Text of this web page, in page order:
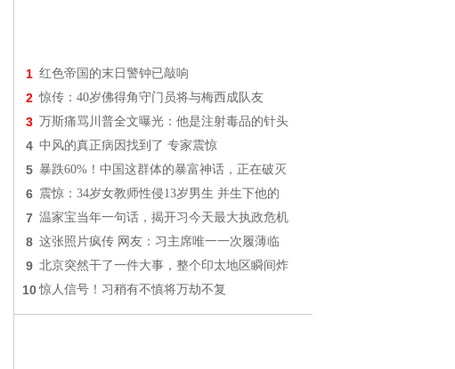
1 红色帝国的末日警钟已敲响
2 惊传：40岁佛得角守门员将与梅西成队友
3 万斯痛骂川普全文曝光：他是注射毒品的针头
4 中风的真正病因找到了 专家震惊
5 暴跌60%！中国这群体的暴富神话，正在破灭
6 震惊：34岁女教师性侵13岁男生 并生下他的
7 温家宝当年一句话，揭开习今天最大执政危机
8 这张照片疯传 网友：习主席唯一一次履薄临
9 北京突然干了一件大事，整个印太地区瞬间炸
10 惊人信号！习稍有不慎将万劫不复